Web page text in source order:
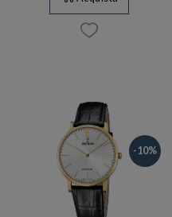
-10%